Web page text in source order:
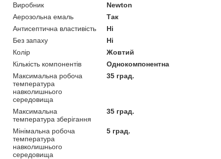
Виробник
Newton
Аерозольна емаль
Так
Антисептична властивість
Ні
Без запаху
Ні
Колір
Жовтий
Кількість компонентів
Однокомпонентна
Максимальна робоча
температура
навколишнього
середовища
35 град.
Максимальна
температура зберігання
35 град.
Мінімальна робоча
температура
навколишнього
середовища
5 град.